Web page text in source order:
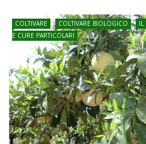
COLTIVARE COLTIVARE BIOLOGICO IL
E CURE PARTICOLARI